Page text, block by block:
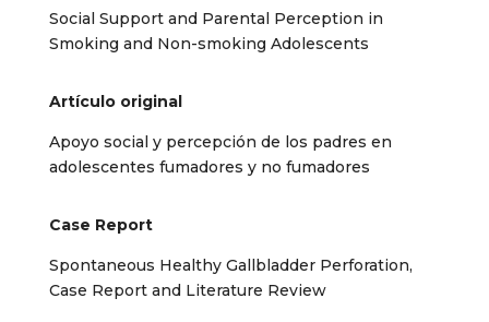
Social Support and Parental Perception in
Smoking and Non-smoking Adolescents
Artículo original
Apoyo social y percepción de los padres en
adolescentes fumadores y no fumadores
Case Report
Spontaneous Healthy Gallbladder Perforation,
Case Report and Literature Review